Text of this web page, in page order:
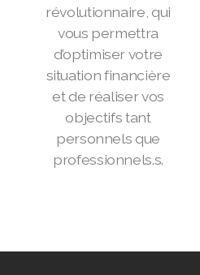
révolutionnaire, qui
vous permettra
d’optimiser votre
situation financière
et de réaliser vos
objectifs tant
personnels que
professionnels.s.